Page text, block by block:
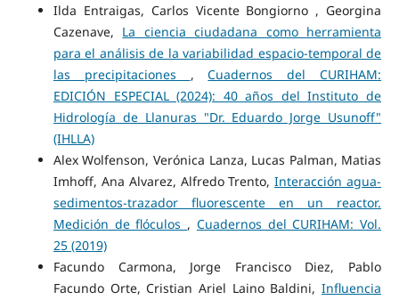
Ilda Entraigas, Carlos Vicente Bongiorno , Georgina
Cazenave, La ciencia ciudadana como herramienta
para el análisis de la variabilidad espacio-temporal de
las precipitaciones ,Cuadernos del CURIHAM:
EDICIÓN ESPECIAL (2024): 40 años del Instituto de
Hidrología de Llanuras "Dr. Eduardo Jorge Usunoff"
(IHLLA)
Alex Wolfenson, Verónica Lanza, Lucas Palman, Matias
Imhoff, Ana Alvarez, Alfredo Trento,Interacción agua-
sedimentos-trazador fluorescente en un reactor.
Medición de flóculos , Cuadernos del CURIHAM: Vol.
25 (2019)
Facundo Carmona, Jorge Francisco Diez, Pablo
Facundo Orte, Cristian Ariel Laino Baldini,Influencia